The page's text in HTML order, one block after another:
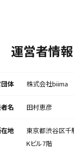
運営者情報
体 株式会社biima
名 田村恵彦
地
東京都渋谷区千
Kビル7階